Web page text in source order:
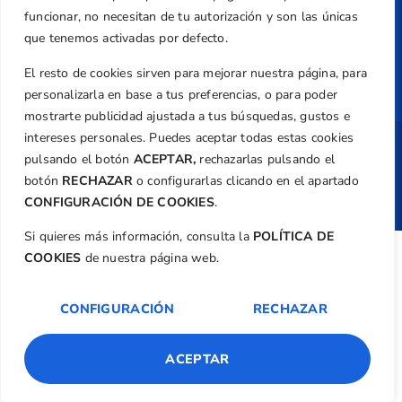
funcionar, no necesitan de tu autorización y son las únicas
que tenemos activadas por defecto.
El resto de cookies sirven para mejorar nuestra página, para
personalizarla en base a tus preferencias, o para poder
mostrarte publicidad ajustada a tus búsquedas, gustos e
intereses personales. Puedes aceptar todas estas cookies
pulsando el botón ACEPTAR, rechazarlas pulsando el
botón RECHAZARo configurarlas clicando en el apartado
CONFIGURACIÓN DE COOKIES.
Si quieres más información, consulta la POLÍTICA DE
COOKIES de nuestra página web.
CONFIGURACIÓN RECHAZAR
ACEPTAR
Federación
Revista
Copyright ©Federación de Golf de la
Comunitat Valenciana| Diseño: TecnoQuatre